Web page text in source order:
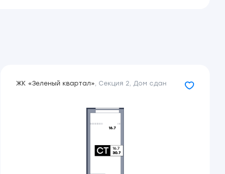
ЖК «Зеленый квартал», Секция 2, Дом сдан